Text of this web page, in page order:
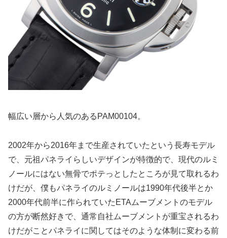
幅広い層から人気のあるPAM00104。
2002年から2016年まで生産されていたという長寿モデル
で、元祖パネライらしいデザインが特徴的で、現代のルミ
ノールにはない無骨でポテっとしたところが見て取れるわ
けだが、僕もパネライのルミノールは1990年代後半とか
2000年代前半に作られていたETAムーブメントのモデル
の方が断然好きで、通常自社ムーブメントが重宝されるわ
けだがことパネライに関してはそのような体制に変わる前